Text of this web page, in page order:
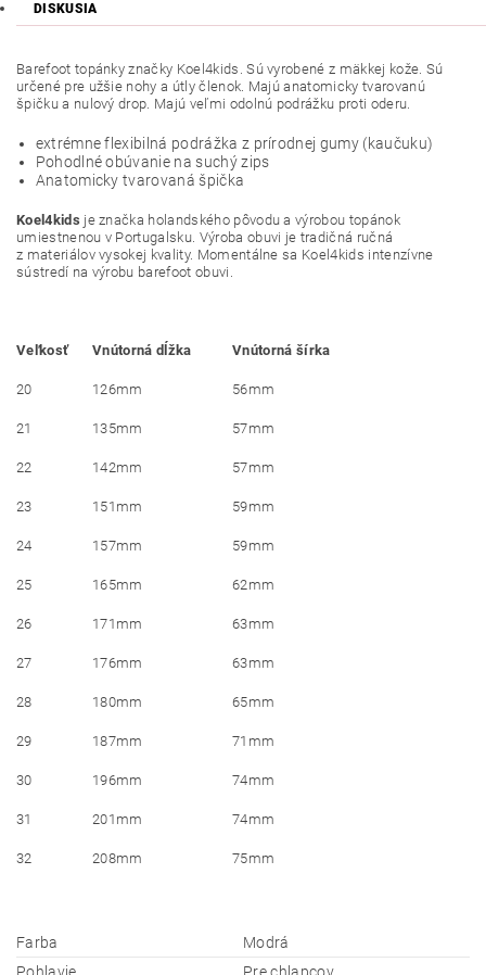
DISKUSIA
Barefoot topánky značky Koel4kids. Sú vyrobené z mäkkej kože. Sú
určené pre užšie nohy a útly členok. Majú anatomicky tvarovanú
špičku a nulový drop. Majú veľmi odolnú podrážku proti oderu.
extrémne flexibilná podrážka z prírodnej gumy (kaučuku)
Pohodlné obúvanie na suchý zips
Anatomicky tvarovaná špička
Koel4kids je značka holandského pôvodu a výrobou topánok
umiestnenou v Portugalsku. Výroba obuvi je tradičná ručná
z materiálov vysokej kvality. Momentálne sa Koel4kids intenzívne
sústredí na výrobu barefoot obuvi.
Veľkosť Vnútorná dĺžka Vnútorná šírka
20 126mm 56mm
21 135mm 57mm
22 142mm 57mm
23 151mm 59mm
24 157mm 59mm
25 165mm 62mm
26 171mm 63mm
27 176mm 63mm
28 180mm 65mm
29 187mm 71mm
30 196mm 74mm
31 201mm 74mm
32 208mm 75mm
Farba
Modrá